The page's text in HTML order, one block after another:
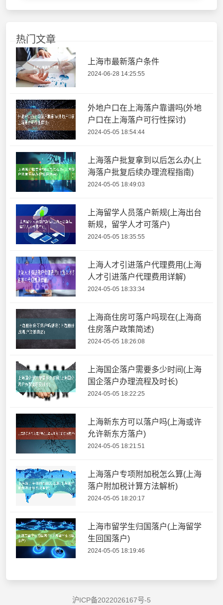
热门文章
上海市最新落户条件
2024-06-28 14:25:55
外地户口在上海落户靠谱吗(外地
户口在上海落户可行性探讨)
2024-05-05 18:54:44
上海落户批复拿到以后怎么办(上
海落户批复后续办理流程指南)
2024-05-05 18:49:03
上海留学人员落户新规(上海出台
新规，留学人才可落户)
2024-05-05 18:35:55
上海人才引进落户代理费用(上海
人才引进落户代理费用详解)
2024-05-05 18:33:34
上海商住房可落户吗现在(上海商
住房落户政策简述)
2024-05-05 18:26:08
上海国企落户需要多少时间(上海
国企落户办理流程及时长)
2024-05-05 18:22:25
上海新东方可以落户吗(上海或许
允许新东方落户)
2024-05-05 18:21:51
上海落户专项附加税怎么算(上海
落户附加税计算方法解析)
2024-05-05 18:20:17
上海市留学生归国落户(上海留学
生回国落户)
2024-05-05 18:19:46
沪ICP备2022026167号-5